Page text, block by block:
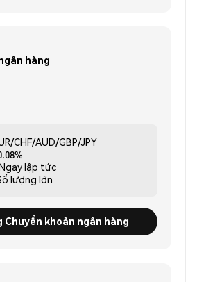
hàng
CHF/AUD/GBP/JPY
lập tức
lượng lớn
Chuyển khoản ngân hàng